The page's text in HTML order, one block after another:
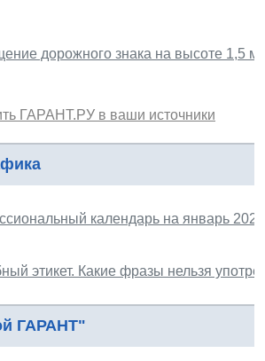
дорожного знака на высоте 1,5 м
ГАРАНТ.РУ в ваши источники
календарь на январь
этикет. Какие фразы нельзя
ГАРАНТ"